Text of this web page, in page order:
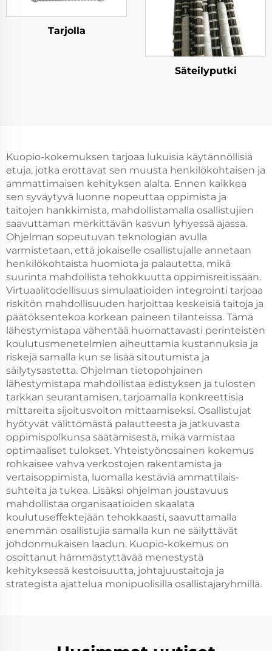
Tarjolla
Säteilyputki
Kuopio-kokemuksen tarjoaa lukuisia käytännöllisiä
etuja, jotka erottavat sen muusta henkilökohtaisen ja
ammattimaisen kehityksen alalta. Ennen kaikkea
sen syväytyvä luonne nopeuttaa oppimista ja
taitojen hankkimista, mahdollistamalla osallistujien
saavuttaman merkittävän kasvun lyhyessä ajassa.
Ohjelman sopeutuvan teknologian avulla
varmistetaan, että jokaiselle osallistujalle annetaan
henkilökohtaista huomiota ja palautetta, mikä
suurinta mahdollista tehokkuutta oppimisreitissään.
Virtuaalitodellisuus simulaatioiden integrointi tarjoaa
riskitön mahdollisuuden harjoittaa keskeisiä taitoja ja
päätöksentekoa korkean paineen tilanteissa. Tämä
lähestymistapa vähentää huomattavasti perinteisten
koulutusmenetelmien aiheuttamia kustannuksia ja
riskejä samalla kun se lisää sitoutumista ja
säilytysastetta. Ohjelman tietopohjainen
lähestymistapa mahdollistaa edistyksen ja tulosten
tarkkan seurantamisen, tarjoamalla konkreettisia
mittareita sijoitusvoiton mittaamiseksi. Osallistujat
hyötyvät välittömästä palautteesta ja jatkuvasta
oppimispolkunsa säätämisestä, mikä varmistaa
optimaaliset tulokset. Yhteistyönosainen kokemus
rohkaisee vahva verkostojen rakentamista ja
vertaisoppimista, luomalla kestäviä ammattilais-
suhteita ja tukea. Lisäksi ohjelman joustavuus
mahdollistaa organisaatioiden skaalata
koulutuseffektejään tehokkaasti, saavuttamalla
enemmän osallistujia samalla kun ne säilyttävät
johdonmukaisen laadun. Kuopio-kokemus on
osoittanut hämmästyttävää menestystä
kehityksessä kestoisuutta, johtajuustaitoja ja
strategista ajattelua monipuolisilla osallistajaryhmillä.